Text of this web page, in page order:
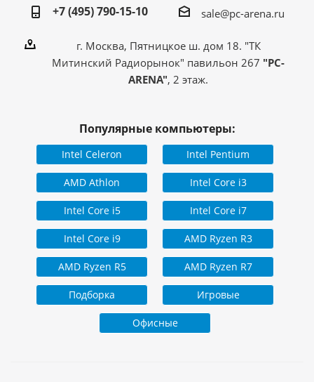
+7 (495) 790-15-10
sale@pc-arena.ru
г. Москва, Пятницкое ш. дом 18. "ТК
Митинский Радиорынок" павильон 267 "PC-
ARENA", 2 этаж.
Популярные компьютеры:
Intel Celeron Intel Pentium
AMD Athlon Intel Core i3
Intel Core i5 Intel Core i7
Intel Core i9 AMD Ryzen R3
AMD Ryzen R5 AMD Ryzen R7
Подборка Игровые
Офисные